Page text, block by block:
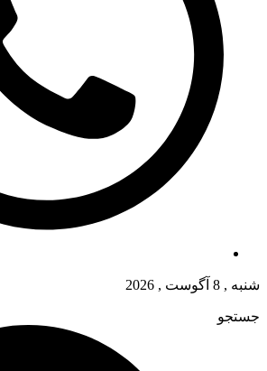
شنبه , 8 آگوست , 2026
جستجو